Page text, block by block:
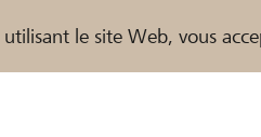
le site Web, vous